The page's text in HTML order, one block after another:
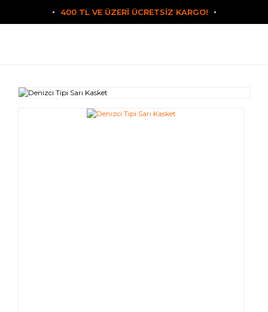
400 TL VE ÜZERİ ÜCRETSİZ KARGO!